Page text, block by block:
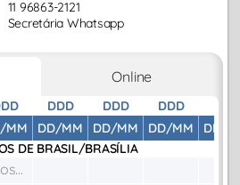
11 96863-2121
Secretária Whatsapp
Online
MM
DDD
DD/MM
DDD
DD/MM
DDD
DD/MM
DD/
DE BRASIL/BRASÍLIA